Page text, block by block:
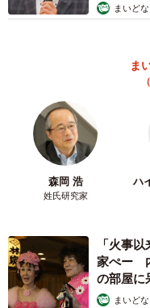
みなさんも利用する際
いただきたい。
白秋さんは今回の反響
さんのPRをしたい
ートはコンサルタント
えで役立つ情報が多く
することがあります」
ひチェックしていただ
ト： https://twitter.com/
まいど
ま
森岡 浩
姓氏研究家
ハ
「火事
家ぺー
の部屋に
まいど